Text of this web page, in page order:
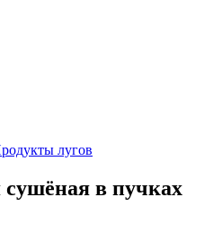
лугов
в пучках